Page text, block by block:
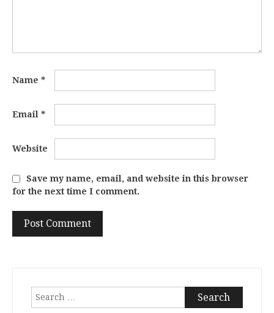
Name *
Email *
Website
Save my name, email, and website in this browser
for the next time I comment.
Search